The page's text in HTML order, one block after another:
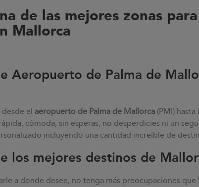
de las mejores zonas
Mallorca
Aeropuerto de Palma de
el aeropuerto de Palma de Mallorca(PMI) hasta
cómoda, sin esperas, no desperdicies ni un
incluyendo una cantidad increíble de
los mejores destinos de
a donde desee, no tenga más preocupaciones que